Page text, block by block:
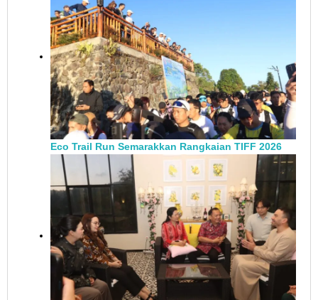
Eco Trail Run Semarakkan Rangkaian TIFF 2026